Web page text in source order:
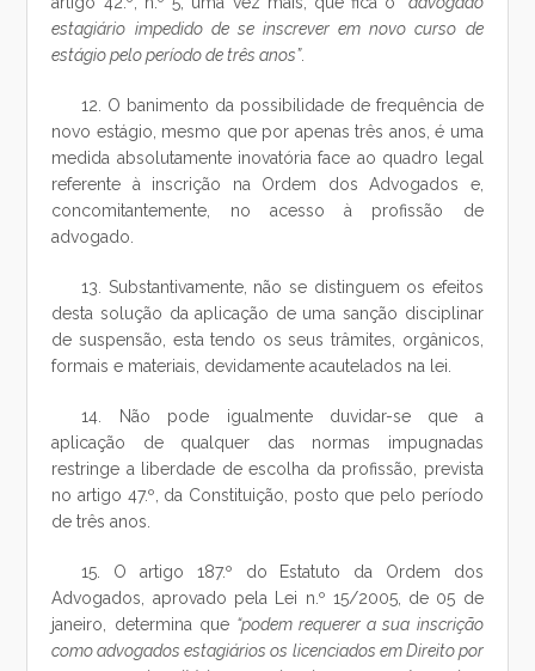
estagiário impedido de se inscrever em novo curso de
estágio pelo período de três anos”.
12. O banimento da possibilidade de frequência de
novo estágio, mesmo que por apenas três anos, é uma
medida absolutamente inovatória face ao quadro legal
referente à inscrição na Ordem dos Advogados e,
concomitantemente, no acesso à profissão de
advogado.
13. Substantivamente, não se distinguem os efeitos
desta solução da aplicação de uma sanção disciplinar
de suspensão, esta tendo os seus trâmites, orgânicos,
formais e materiais, devidamente acautelados na lei.
14. Não pode igualmente duvidar-se que a
aplicação de qualquer das normas impugnadas
restringe a liberdade de escolha da profissão, prevista
no artigo 47.º, da Constituição, posto que pelo período
de três anos.
15. O artigo 187.º do Estatuto da Ordem dos
Advogados, aprovado pela Lei n.º 15/2005, de 05 de
janeiro, determina que “podem requerer a sua inscrição
como advogados estagiários os licenciados em Direito por